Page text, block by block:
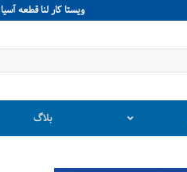
ويستا كار لنا قطعه آسيا
بلاگ